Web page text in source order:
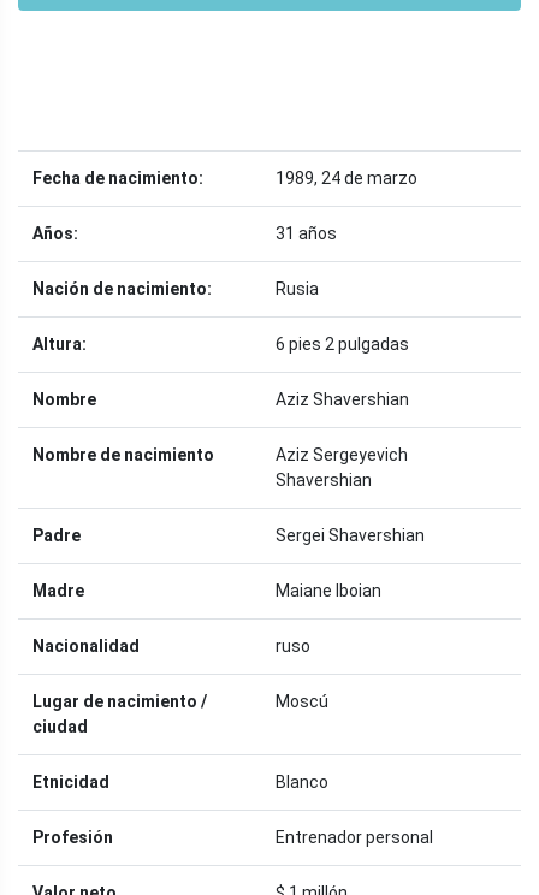
Fecha de nacimiento: 1989, 24 de marzo
Años: 31 años
Nación de nacimiento: Rusia
Altura: 6 pies 2 pulgadas
Nombre Aziz Shavershian
Nombre de nacimiento
Aziz Sergeyevich
Shavershian
Padre Sergei Shavershian
Madre Maiane Iboian
Nacionalidad ruso
Lugar de nacimiento /
ciudad
Moscú
Etnicidad Blanco
Profesión Entrenador personal